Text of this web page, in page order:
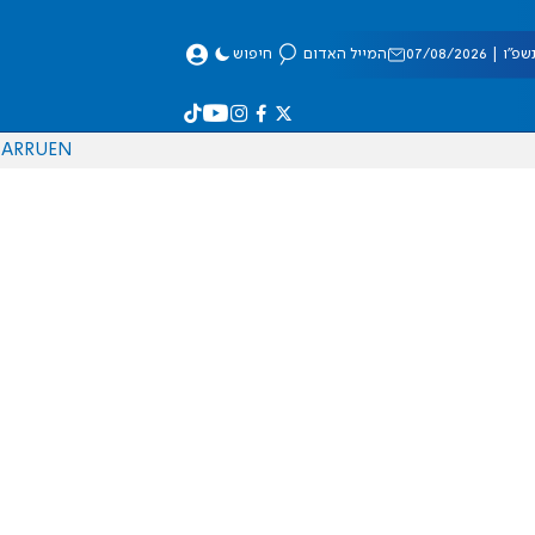
08/2026 המייל האדום חיפוש
EN
RU
AR